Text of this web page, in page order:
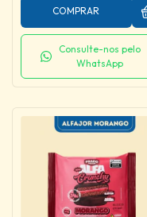
COMPRAR
Consulte-nos pelo
WhatsApp